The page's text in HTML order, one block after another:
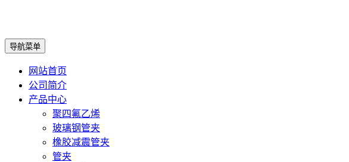
导航菜单
网站首页
公司简介
产品中心
聚四氟乙烯
玻璃钢管夹
橡胶减震管夹
管夹